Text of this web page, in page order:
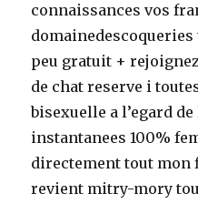
connaissances vos
domainedescoqueries
peu gratuit +
de chat reserve i
bisexuelle a l’egard
instantanees 100%
directement tout mon
revient mitry-mory